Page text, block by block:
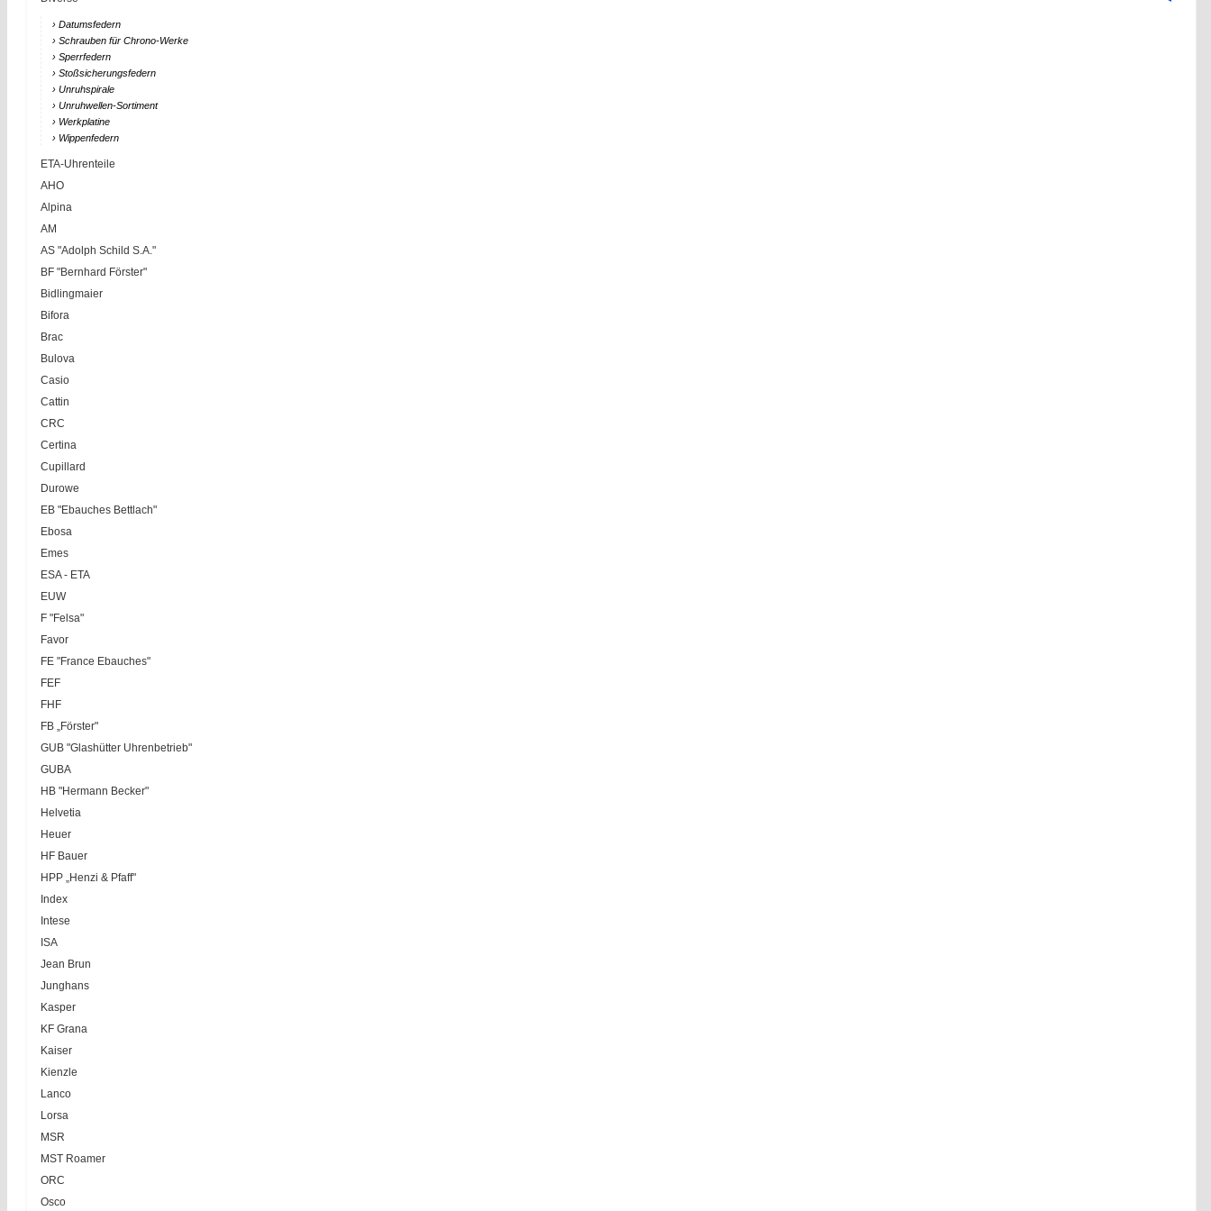
Uhrketten
Zeiger & Zubehör
20mm
22mm
Mineralgläser
Saphirgläser
Omega Saphirgläser
Panerai Saphirgläser
Tudor Saphirgläser
Taschenuhrengläser
› Datumsfedern
› Schrauben für Chrono-Werke
› Sperrfedern
› Stoßsicherungsfedern
› Unruhspirale
› Unruhwellen-Sortiment
› Werkplatine
› Wippenfedern
ETA-Uhrenteile
AHO
Alpina
AM
AS "Adolph Schild S.A."
BF "Bernhard Förster"
Bidlingmaier
Bifora
Brac
Bulova
Casio
Cattin
CRC
Certina
Cupillard
Durowe
EB "Ebauches Bettlach"
Ebosa
Emes
ESA - ETA
EUW
F "Felsa"
Favor
FE "France Ebauches"
FEF
FHF
FB „Förster"
GUB "Glashütter Uhrenbetrieb"
GUBA
HB "Hermann Becker"
Helvetia
Heuer
HF Bauer
HPP „Henzi & Pfaff"
Index
Intese
ISA
Jean Brun
Junghans
Kasper
KF Grana
Kaiser
Kienzle
Lanco
Lorsa
MSR
MST Roamer
ORC
Osco